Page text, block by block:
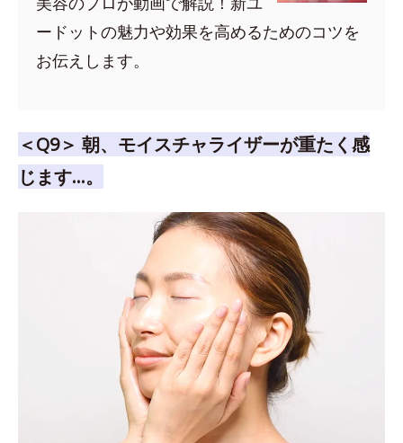
ードットの魅力や効果を高めるためのコツを
お伝えします。
＜Q9＞ 朝、モイスチャライザーが重たく感
じます…。